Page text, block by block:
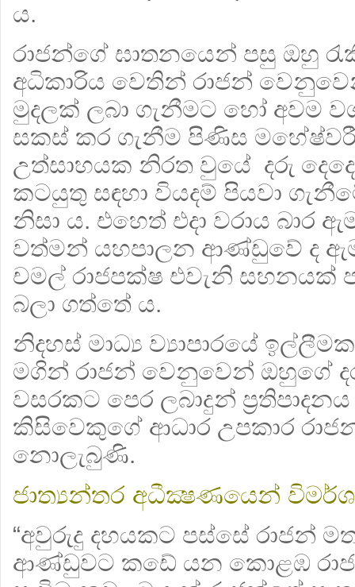
ය.
රාජන්ගේ ඝාතනයෙන් පසු ඔහු
අධිකාරිය වෙතින් රාජන්
මුදලක් ලබා ගැනීමට හෝ අවම
සකස් කර ගැනීම පිණිස මහේෂ්වරී
උත්සාහයක නිරත වුයේ දරු
කටයුතු සඳහා වියදම් පියවා
නිසා ය. එහෙත් එදා වරාය බාර
වත්මන් යහපාලන ආණ්ඩුවේ ද
චමල් රාජපක්ෂ එවැනි සහනයක්
බලා ගත්තේ ය.
නිදහස් මාධ්‍ය ව්‍යාපාරයේ
මගින් රාජන් වෙනුවෙන් ඔහුගේ
වසරකට පෙර ලබාදුන්
කිසිවෙකුගේ ආධාර උපකාර
නොලැබුණි.
ජාත්‍යන්තර අධීක්‍ෂණයෙන්
“අවුරුදු දහයකට පස්සේ රාජන්
ආණ්ඩුවට කඩේ යන කොළඹ